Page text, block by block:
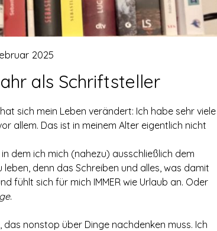
als Schriftsteller
2025
sich mein Leben verändert: Ich habe sehr viele
allem. Das ist in meinem Alter eigentlich nicht
dem ich mich (nahezu) ausschließlich dem
denn das Schreiben und alles, was damit
fühlt sich für mich IMMER wie Urlaub an. Oder
nonstop über Dinge nachdenken muss. Ich